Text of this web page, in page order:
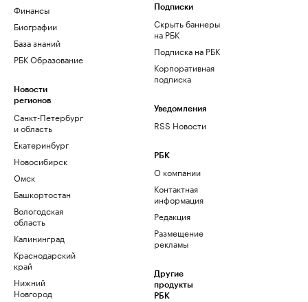
Финансы
Биографии
База знаний
РБК Образование
Новости
регионов
Санкт-Петербург
и область
Екатеринбург
Новосибирск
Омск
Башкортостан
Вологодская
область
Калининград
Краснодарский
край
Нижний
Новгород
Подписки
Скрыть баннеры
на РБК
Подписка на РБК
Корпоративная
подписка
Уведомления
RSS Новости
РБК
О компании
Контактная
информация
Редакция
Размещение
рекламы
Другие
продукты
РБК